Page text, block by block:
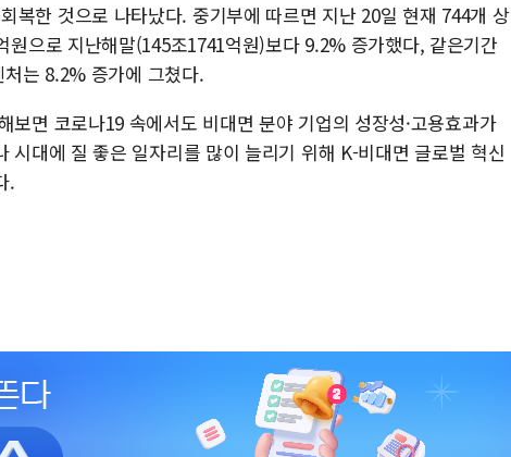
복한 것으로 나타났다. 중기부에 따르면 지난 20일 현재 744개 상
원으로 지난해말(145조1741억원)보다 9.2% 증가했다, 같은기간
는 8.2% 증가에 그쳤다.
면 코로나19 속에서도 비대면 분야 기업의 성장성·고용효과가
대에 질 좋은 일자리를 많이 늘리기 위해 K-비대면 글로벌 혁신
.